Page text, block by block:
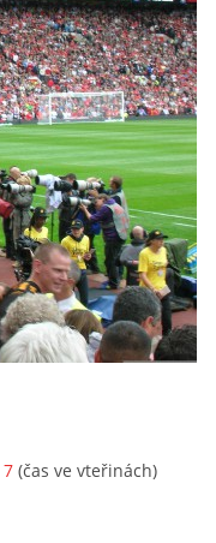
7 (čas ve vteřinách)